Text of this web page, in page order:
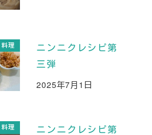
料理
ニンニクレシピ第
三弾
投稿日
2025年7月1日
料理
ニンニクレシピ第